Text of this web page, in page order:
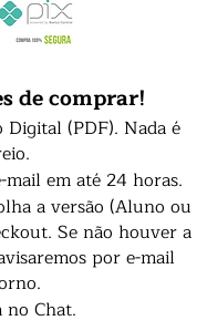
de comprar!
(PDF). Nada é
em até 24 horas.
a versão (Aluno ou
Se não houver a
por e-mail
no Chat.